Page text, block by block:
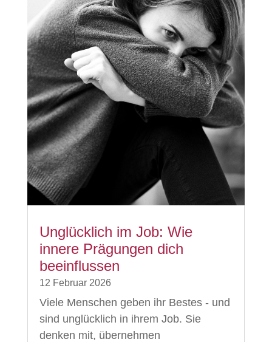
Unglücklich im Job: Wie
innere Prägungen dich
beeinflussen
12 Februar 2026
Viele Menschen geben ihr Bestes - und
sind unglücklich in ihrem Job. Sie
denken mit, übernehmen